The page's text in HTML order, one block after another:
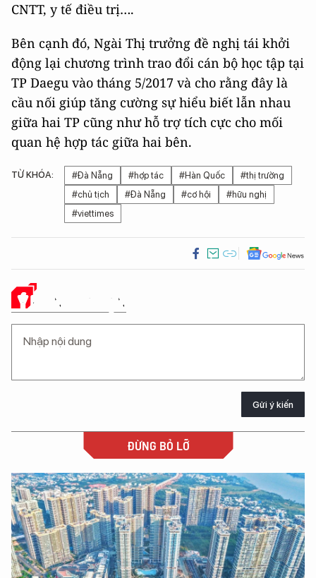
CNTT, y tế điều trị….
Bên cạnh đó, Ngài Thị trưởng đề nghị tái khởi
động lại chương trình trao đổi cán bộ học tập tại
TP Daegu vào tháng 5/2017 và cho rằng đây là
cầu nối giúp tăng cường sự hiểu biết lẫn nhau
giữa hai TP cũng như hỗ trợ tích cực cho mối
quan hệ hợp tác giữa hai bên.
TỪ KHÓA: #Đà Nẵng #hợp tác #Hàn Quốc
#thị trường
#chủ tịch
#Đà Nẵng #cơ hội
#hữu nghị
#viettimes
Ý KIẾN CỦA BẠN
Gửi ý kiến
ĐỪNG BỎ LỠ